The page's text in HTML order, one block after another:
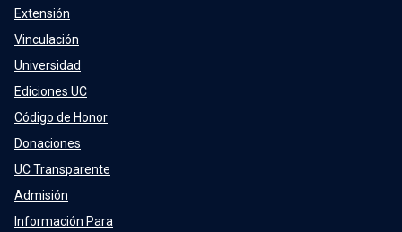
Extensión
Vinculación
Universidad
Ediciones UC
Código de Honor
Donaciones
UC Transparente
Admisión
Información Para